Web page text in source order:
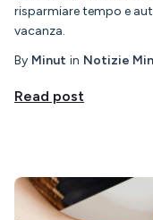
risparmiare tempo e
vacanza.
By Minut in Notizie
Read post